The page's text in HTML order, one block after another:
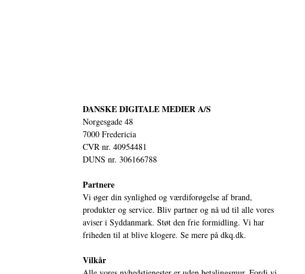
DANSKE DIGITALE MEDIER A/S
Norgesgade 48
7000 Fredericia
CVR nr. 40954481
DUNS nr. 306166788
Partnere
Vi øger din synlighed og værdiforøgelse af brand,
produkter og service. Bliv partner og nå ud til alle vores
aviser i Syddanmark. Støt den frie formidling. Vi har
friheden til at blive klogere. Se mere på dkq.dk.
Vilkår